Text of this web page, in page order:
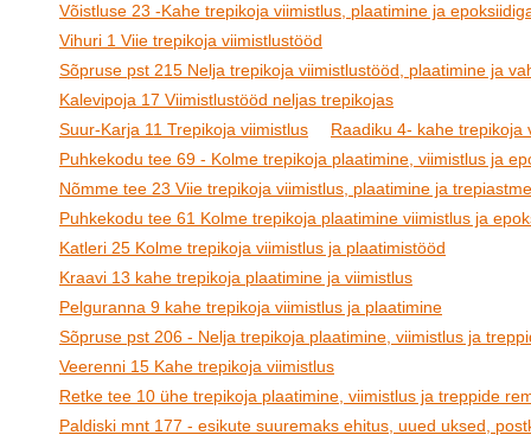
Võistluse 23 -Kahe trepikoja viimistlus, plaatimine ja
Vihuri 1 Viie trepikoja viimistlustööd
Sõpruse pst 215 Nelja trepikoja viimistlustööd, plaatimine ja
Kalevipoja 17 Viimistlustööd neljas trepikojas
Suur-Karja 11 Trepikoja viimistlus
Raadiku 4- kahe trepikoja
Puhkekodu tee 69 - Kolme trepikoja plaatimine, viimistlus ja
Nõmme tee 23 Viie trepikoja viimistlus, plaatimine ja
Puhkekodu tee 61 Kolme trepikoja plaatimine viimistlus ja
Katleri 25 Kolme trepikoja viimistlus ja plaatimistööd
Kraavi 13 kahe trepikoja plaatimine ja viimistlus
Pelguranna 9 kahe trepikoja viimistlus ja plaatimine
Sõpruse pst 206 - Nelja trepikoja plaatimine, viimistlus ja
Veerenni 15 Kahe trepikoja viimistlus
Retke tee 10 ühe trepikoja plaatimine, viimistlus ja treppide
Paldiski mnt 177 - esikute suuremaks ehitus, uued uksed,